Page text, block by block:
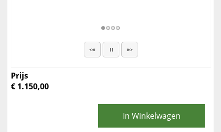
Prijs
€ 1.150,00
In Winkelwagen